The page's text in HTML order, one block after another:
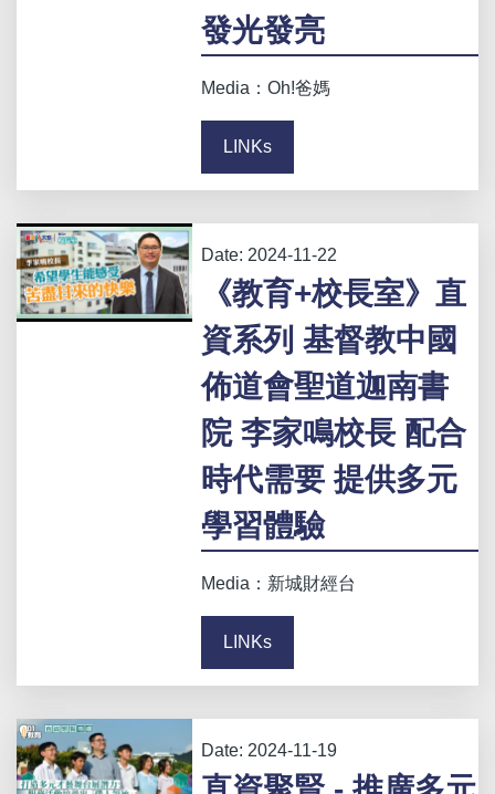
發光發亮
Media：Oh!爸媽
LINKs
Date: 2024-11-22
《教育+校長室》直
資系列 基督教中國
佈道會聖道迦南書
院 李家鳴校長 配合
時代需要 提供多元
學習體驗
Media：新城財經台
LINKs
Date: 2024-11-19